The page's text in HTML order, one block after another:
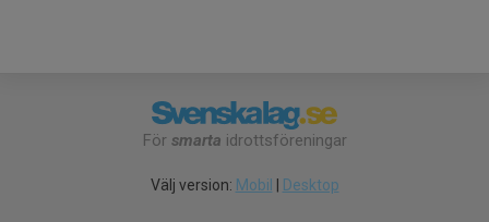
För smarta idrottsföreningar
Välj version: Mobil Desktop